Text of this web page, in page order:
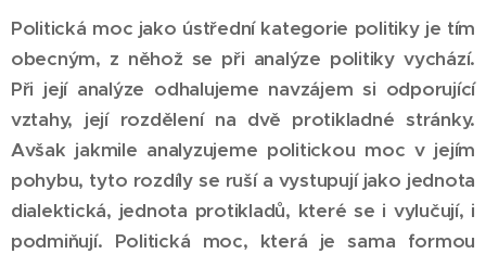
Politická moc jako ústřední kategorie politiky je tím
obecným, z něhož se při analýze politiky vychází.
Při její analýze odhalujeme navzájem si odporující
vztahy, její rozdělení na dvě protikladné stránky.
Avšak jakmile analyzujeme politickou moc v jejím
pohybu, tyto rozdíly se ruší a vystupují jako jednota
dialektická, jednota protikladů, které se i vylučují, i
podmiňují. Politická moc, která je sama formou